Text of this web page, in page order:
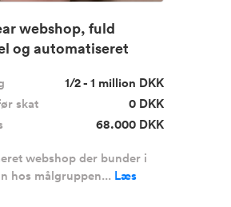
webshop, fuld
og automatiseret
1/2 - 1 million DKK
skat
0 DKK
68.000 DKK
webshop der bunder i
hos målgruppen... Læs